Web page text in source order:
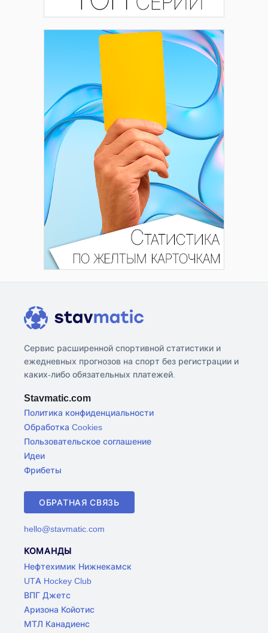
Сервис расширенной спортивной статистики и
ежедневных прогнозов на спорт без регистрации и
каких-либо обязательных платежей.
Stavmatic.com
Политика конфиденциальности
Обработка Cookies
Пользовательское соглашение
Идеи
Фрибеты
ОБРАТНАЯ СВЯЗЬ
hello@stavmatic.com
КОМАНДЫ
Нефтехимик Нижнекамск
UTA Hockey Club
ВПГ Джетс
Аризона Койотис
МТЛ Канадиенс